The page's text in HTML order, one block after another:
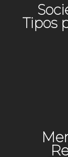
Tipos